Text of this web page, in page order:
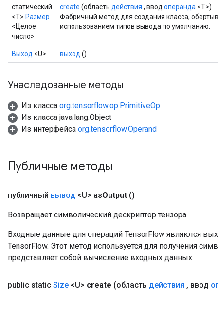
статический
<T> Размер
<Целое
число>
create (область действия , ввод операнда <T>)
Фабричный метод для создания класса,
использованием типов вывода по умолчанию.
Выход <U> выход ()
Унаследованные методы
Из класса org.tensorflow.op.PrimitiveOp
Из класса java.lang.Object
Из интерфейса org.tensorflow.Operand
Публичные методы
публичный вывод <U> asOutput ()
Возвращает символический дескриптор тензора.
Входные данные для операций TensorFlow являются
TensorFlow. Этот метод используется для получения
представляет собой вычисление входных данных.
public static Size <U> create (область действия , ввод